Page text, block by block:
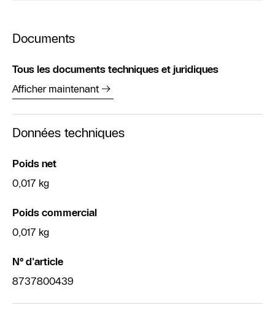
Documents
Tous les documents techniques et juridiques
Afficher maintenant
Données techniques
Poids net
0,017 kg
Poids commercial
0,017 kg
N° d'article
8737800439